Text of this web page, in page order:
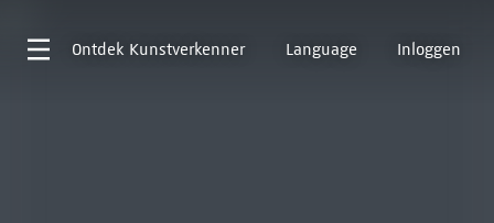
Ontdek Kunstverkenner Language Inloggen